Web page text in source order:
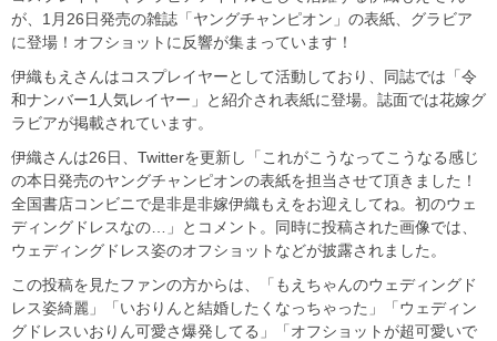
が、1月26日発売の雑誌「ヤングチャンピオン」の表紙、グラビア
に登場！オフショットに反響が集まっています！
伊織もえさんはコスプレイヤーとして活動しており、同誌では「令
和ナンバー1人気レイヤー」と紹介され表紙に登場。誌面では花嫁グ
ラビアが掲載されています。
伊織さんは26日、Twitterを更新し「これがこうなってこうなる感じ
の本日発売のヤングチャンピオンの表紙を担当させて頂きました！
全国書店コンビニで是非是非嫁伊織もえをお迎えしてね。初のウェ
ディングドレスなの…」とコメント。同時に投稿された画像では、
ウェディングドレス姿のオフショットなどが披露されました。
この投稿を見たファンの方からは、「もえちゃんのウェディングド
レス姿綺麗」「いおりんと結婚したくなっちゃった」「ウェディン
グドレスいおりん可愛さ爆発してる」「オフショットが超可愛いで